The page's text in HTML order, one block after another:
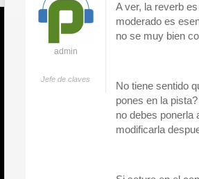
admin
Jefe de claves
A ver, la reverb
moderado es
no se muy bien
No tiene sentido
pones en la
no debes ponerla
modificarla